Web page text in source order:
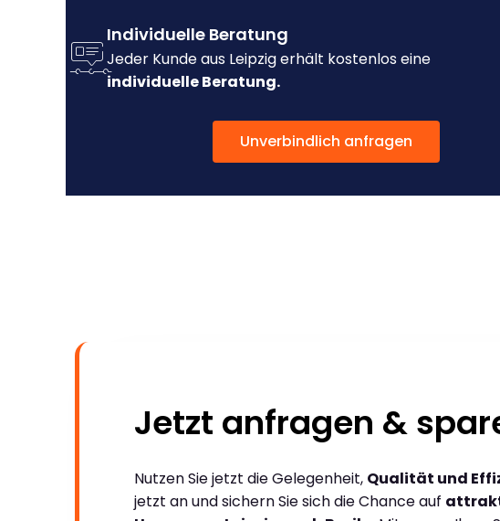
Individuelle Beratung
Jeder Kunde aus Leipzig erhält kostenlos eine
individuelle Beratung.
Unverbindlich anfragen
Jetzt anfragen &
Nutzen Sie jetzt die Gelegenheit, Qualität und
jetzt an und sichern Sie sich die Chance auf